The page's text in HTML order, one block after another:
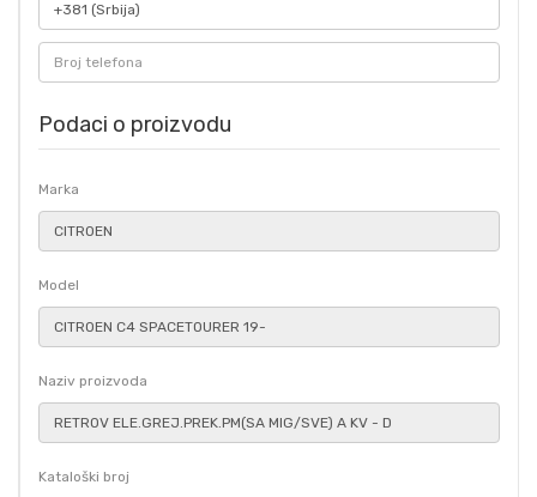
Podaci o proizvodu
Marka
Model
Naziv proizvoda
Kataloški broj